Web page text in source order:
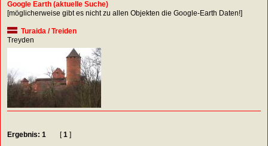
Google Earth (aktuelle Suche)
[möglicherweise gibt es nicht zu allen Objekten die Google-Earth Daten!]
Turaida / Treiden
Treyden
Ergebnis: 1 [1 ]